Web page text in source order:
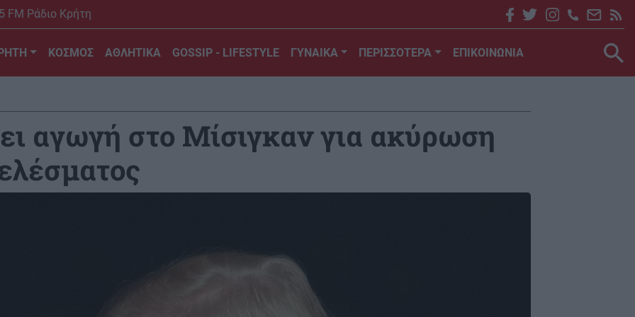
FM Ράδιο Κρήτη
ΚΟΣΜΟΣ ΑΘΛΗΤΙΚΑ GOSSIP - LIFESTYLE ΓΥΝΑΙΚΑ ΠΕΡΙΣΣΟΤΕΡΑ ΕΠΙΚΟΙΝΩΝΙΑ
αγωγή στο Μίσιγκαν για ακύρωση